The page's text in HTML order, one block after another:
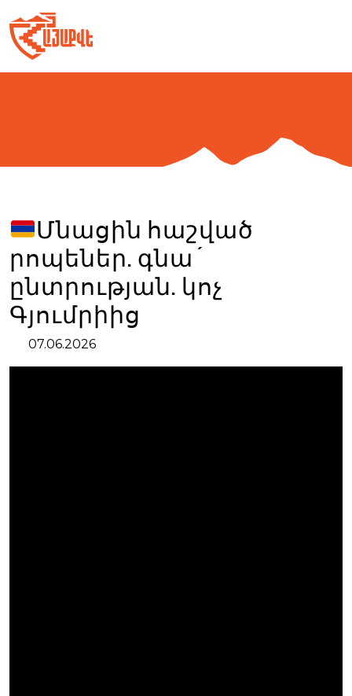
to
content
Մնացին հաշված
րոպեներ. գնա´
ընտրության. կոչ
Գյումրիից
07.06.2026